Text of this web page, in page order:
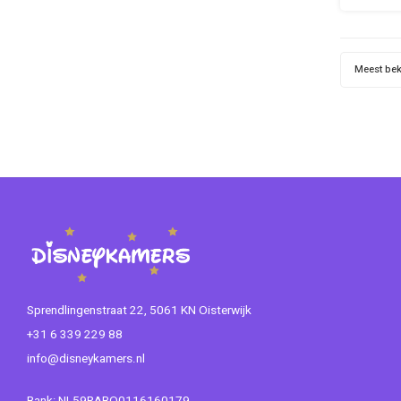
en
Meest
Sprendlingenstraat 22, 5061 KN Oisterwijk
+31 6 339 229 88
info@disneykamers.nl